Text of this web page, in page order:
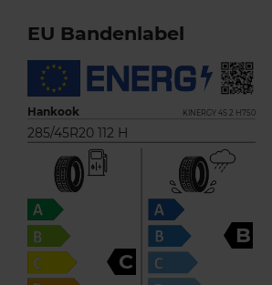
EU Bandenlabel
Hankook KINERGY 4S 2 H750
285/45R20 112 H
C
B